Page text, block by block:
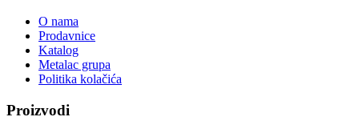
O nama
Prodavnice
Katalog
Metalac grupa
Politika kolačića
Proizvodi